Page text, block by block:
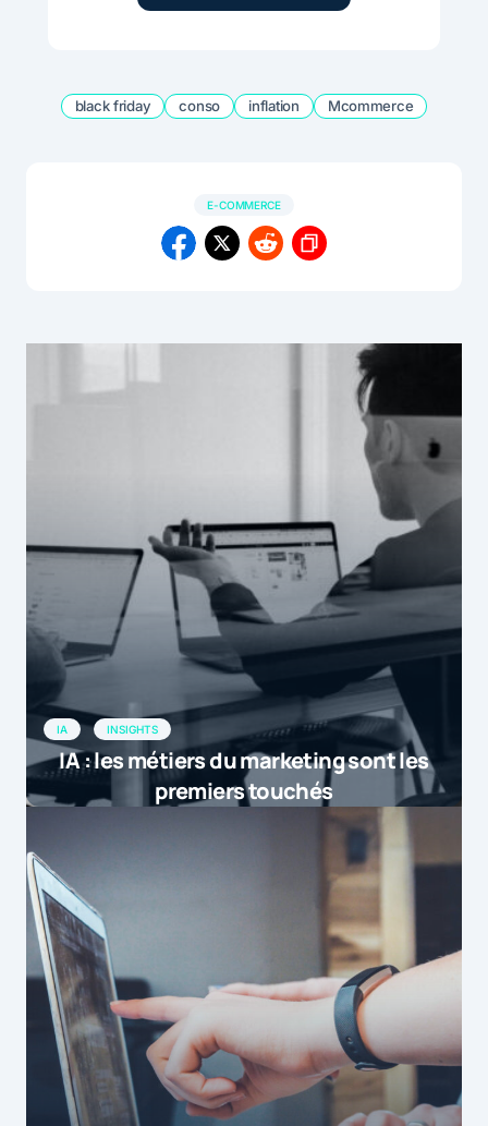
black friday conso inflation Mcommerce
E-COMMERCE
IA INSIGHTS
IA : les métiers du marketing sont les
premiers touchés